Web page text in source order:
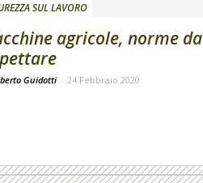
SUL LAVORO
agricole, norme da
Guidotti - 24 Febbraio 2020